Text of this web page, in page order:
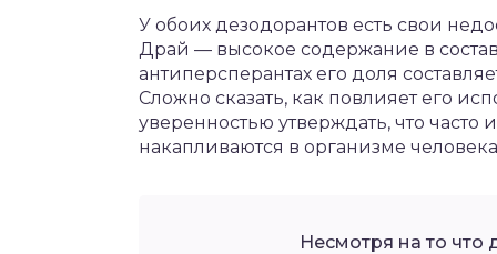
У обоих дезодорантов есть свои
Драй — высокое содержание в
антиперсперантах его доля
Сложно сказать, как повлияет его
уверенностью утверждать, что
накапливаются в организме
Несмотря на то что